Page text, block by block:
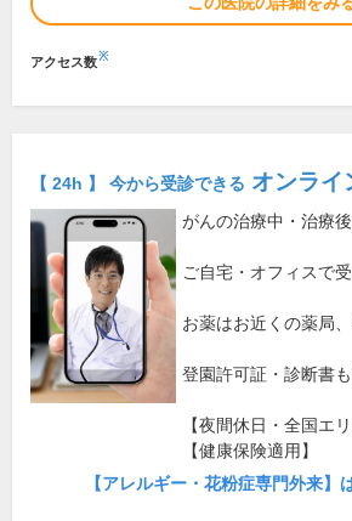
アクセス数※
【 24h 】 今から受診できる オンライ
がんの治療中・治療
ご自宅・オフィスで
お薬はお近くの薬局
登園許可証・診断書
【夜間休日・全国エリ
【健康保険適用】
【アレルギー・花粉症専門外来】